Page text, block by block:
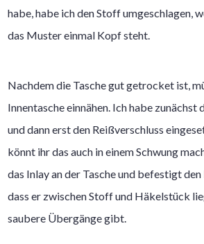
habe, habe ich den Stoff umgeschlagen,
das Muster einmal Kopf steht.
Nachdem die Tasche gut getrocket ist,
Innentasche einnähen. Ich habe zunächst
und dann erst den Reißverschluss
könnt ihr das auch in einem Schwung
das Inlay an der Tasche und befestigt den
dass er zwischen Stoff und Häkelstück
saubere Übergänge gibt.